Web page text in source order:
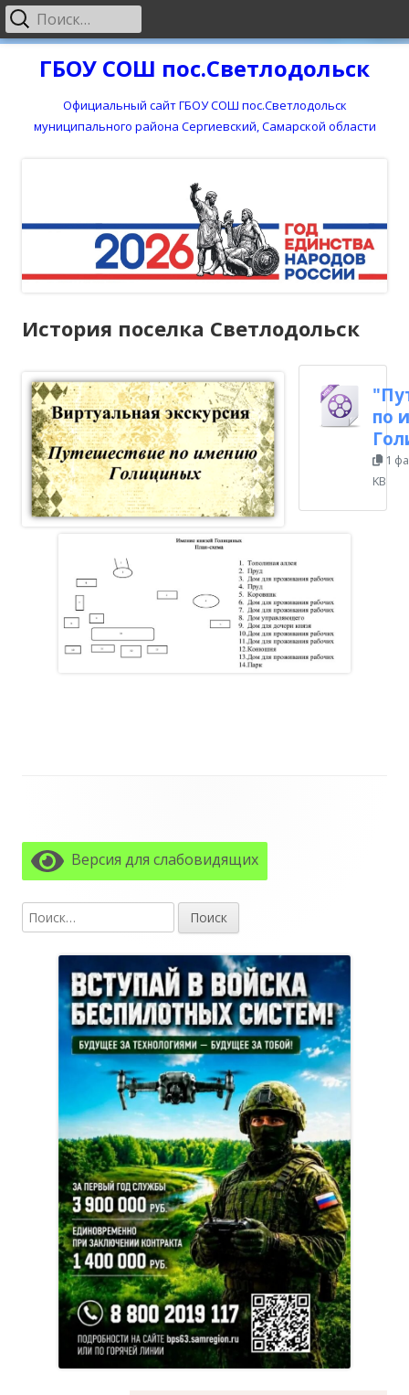
содержимому
ГБОУ СОШ пос.Светлодольск
Официальный сайт ГБОУ СОШ пос.Светлодольск
муниципального района Сергиевский, Самарской области
Основное
меню
Найти:
История поселка Светлодольск
по
1
KB
боковая
колонка
Версия для слабовидящих
Найти: